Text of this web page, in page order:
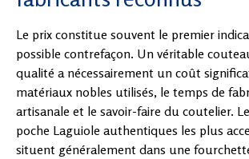
Le prix constitue souvent le premier
possible contrefaçon. Un véritable
qualité a nécessairement un coût
matériaux nobles utilisés, le temps de
artisanale et le savoir-faire du coutelier.
poche Laguiole authentiques les plus
situent généralement dans une